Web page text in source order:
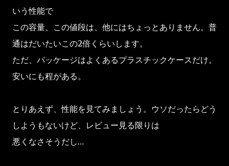
いう性能で
この容量、この値段は、他にはちょっとありません。普
通はだいたいこの2倍くらいします。
ただ、パッケージはよくあるプラスチックケースだけ。
安いにも程がある。
とりあえず、性能を見てみましょう。ウソだったらどう
しようもないけど、レビュー見る限りは
悪くなさそうだし…